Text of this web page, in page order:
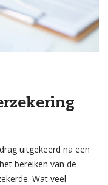
uitgekeerd na een
bereiken van de
Wat veel